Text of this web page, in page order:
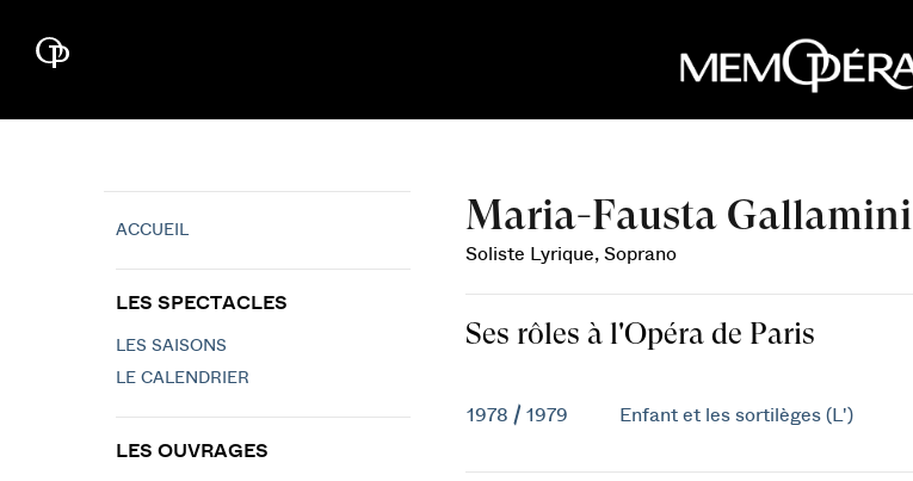
Maria-Fausta Gallamini
Soliste Lyrique, Soprano
Ses rôles à l'Opéra de Paris
1978 / 1979 Enfant et les sortilèges (L')
ACCUEIL
LES SPECTACLES
LES SAISONS
LE CALENDRIER
LES OUVRAGES